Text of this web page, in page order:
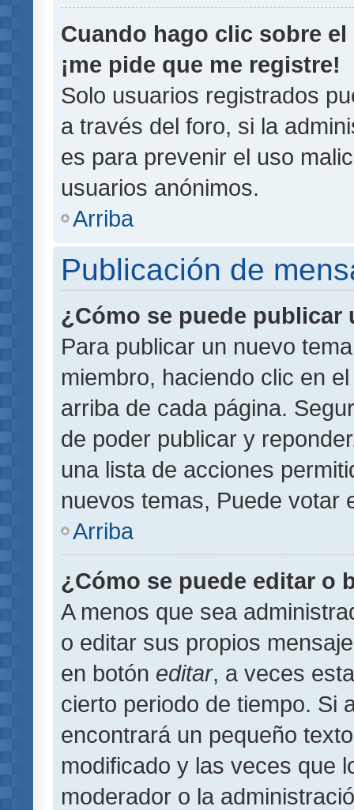
Cuando hago clic sobre
¡me pide que me registre!
Solo usuarios registrados
a través del foro, si la
es para prevenir el uso
usuarios anónimos.
Arriba
Publicación de
¿Cómo se puede publicar
Para publicar un nuevo
miembro, haciendo clic en
arriba de cada página.
de poder publicar y
una lista de acciones
nuevos temas, Puede votar
Arriba
¿Cómo se puede editar o
A menos que sea
o editar sus propios
en botón editar, a veces
cierto periodo de tiempo. Si
encontrará un pequeño
modificado y las veces que
moderador o la